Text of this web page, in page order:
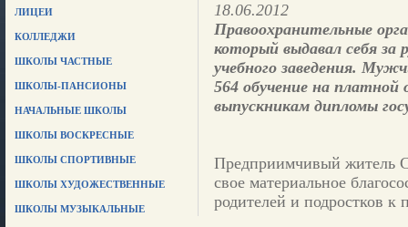
ЛИЦЕИ
КОЛЛЕДЖИ
ШКОЛЫ ЧАСТНЫЕ
ШКОЛЫ-ПАНСИОНЫ
НАЧАЛЬНЫЕ ШКОЛЫ
ШКОЛЫ ВОСКРЕСНЫЕ
ШКОЛЫ СПОРТИВНЫЕ
ШКОЛЫ ХУДОЖЕСТВЕННЫЕ
ШКОЛЫ МУЗЫКАЛЬНЫЕ
18.06.2012
Правоохранительные
который выдавал себя за
учебного заведения.
564 обучение на платной
выпускникам дипломы
Предприимчивый житель
свое материальное
родителей и подростков